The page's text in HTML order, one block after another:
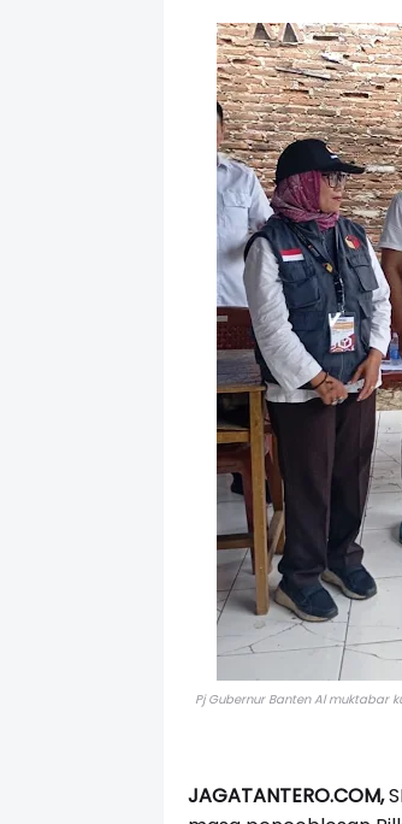
Pj Gubernur Banten Al muktabar
JAGATANTERO.COM,